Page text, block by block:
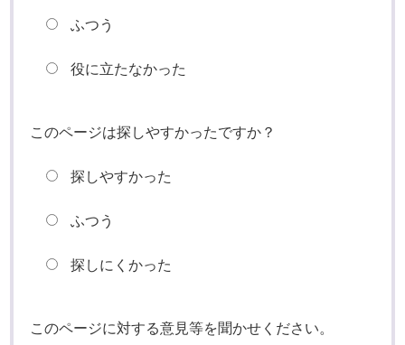
ふつう
役に立たなかった
このページは探しやすかったですか？
探しやすかった
ふつう
探しにくかった
このページに対する意見等を聞かせください。